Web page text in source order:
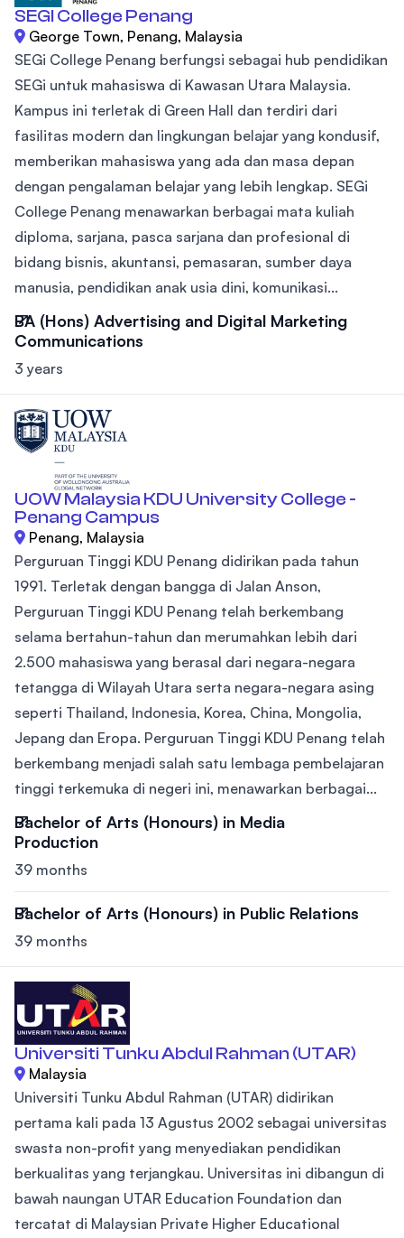
SEGI College Penang
George Town, Penang, Malaysia
SEGi College Penang berfungsi sebagai hub pendidikan
SEGi untuk mahasiswa di Kawasan Utara Malaysia.
Kampus ini terletak di Green Hall dan terdiri dari
fasilitas modern dan lingkungan belajar yang kondusif,
memberikan mahasiswa yang ada dan masa depan
dengan pengalaman belajar yang lebih lengkap. SEGi
College Penang menawarkan berbagai mata kuliah
diploma, sarjana, pasca sarjana dan profesional di
bidang bisnis, akuntansi, pemasaran, sumber daya
manusia, pendidikan anak usia dini, komunikasi...
BA (Hons) Advertising and Digital Marketing
Communications
3 years
UOW Malaysia KDU University College -
Penang Campus
Penang, Malaysia
Perguruan Tinggi KDU Penang didirikan pada tahun
1991. Terletak dengan bangga di Jalan Anson,
Perguruan Tinggi KDU Penang telah berkembang
selama bertahun-tahun dan merumahkan lebih dari
2.500 mahasiswa yang berasal dari negara-negara
tetangga di Wilayah Utara serta negara-negara asing
seperti Thailand, Indonesia, Korea, China, Mongolia,
Jepang dan Eropa. Perguruan Tinggi KDU Penang telah
berkembang menjadi salah satu lembaga pembelajaran
tinggi terkemuka di negeri ini, menawarkan berbagai...
Bachelor of Arts (Honours) in Media
Production
39 months
Bachelor of Arts (Honours) in Public Relations
39 months
Universiti Tunku Abdul Rahman (UTAR)
Malaysia
Universiti Tunku Abdul Rahman (UTAR) didirikan
pertama kali pada 13 Agustus 2002 sebagai universitas
swasta non-profit yang menyediakan pendidikan
berkualitas yang terjangkau. Universitas ini dibangun di
bawah naungan UTAR Education Foundation dan
tercatat di Malaysian Private Higher Educational